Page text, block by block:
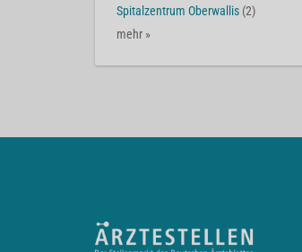
Spitalzentrum Oberwallis (2)
mehr »